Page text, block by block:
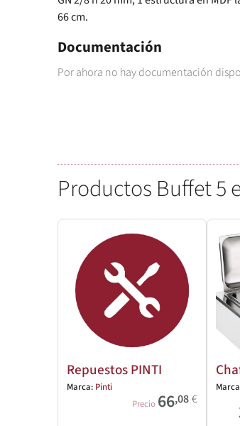
66 cm.
Documentación
Por ahora no hay documentación
Productos Buffet 5
Repuestos PINTI
Marca: Pinti
Precio 66,08€